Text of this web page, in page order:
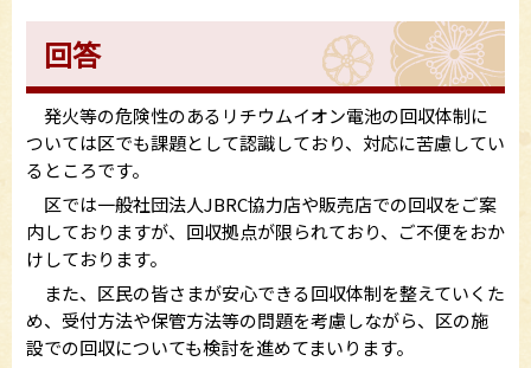
回答
発火等の危険性のあるリチウムイオン電池の回収体制に
ついては区でも課題として認識しており、対応に苦慮してい
るところです。
区では一般社団法人JBRC協力店や販売店での回収をご案
内しておりますが、回収拠点が限られており、ご不便をおか
けしております。
また、区民の皆さまが安心できる回収体制を整えていくた
め、受付方法や保管方法等の問題を考慮しながら、区の施
設での回収についても検討を進めてまいります。